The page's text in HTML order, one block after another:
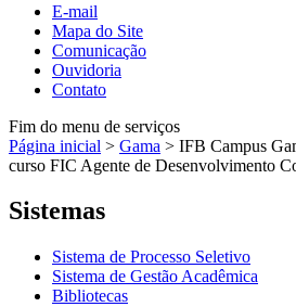
E-mail
Mapa do Site
Comunicação
Ouvidoria
Contato
Fim do menu de serviços
Página inicial > Gama > IFB Campus
curso FIC Agente de Desenvolvimento
Sistemas
Sistema de Processo Seletivo
Sistema de Gestão Acadêmica
Bibliotecas